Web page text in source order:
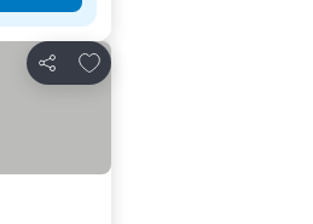
Partilhar
Adicionar aos favoritos